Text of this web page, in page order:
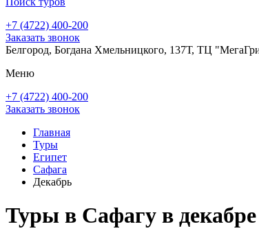
+7 (4722) 400-200
Заказать звонок
Белгород, Богдана Хмельницкого, 137Т, ТЦ
Меню
+7 (4722) 400-200
Заказать звонок
Главная
Туры
Египет
Сафага
Декабрь
Туры в Сафагу в декабре